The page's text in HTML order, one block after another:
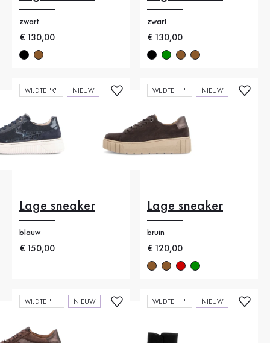
zwart
Nieuwe prijs
€ 130,00
zwart
Nieuwe prijs
€ 130,00
WIJDTE "K" NIEUW
Lage sneaker
blauw
Nieuwe prijs
€ 150,00
WIJDTE "H" NIEUW
Lage sneaker
bruin
Nieuwe prijs
€ 120,00
WIJDTE "H" NIEUW WIJDTE "H" NIEUW